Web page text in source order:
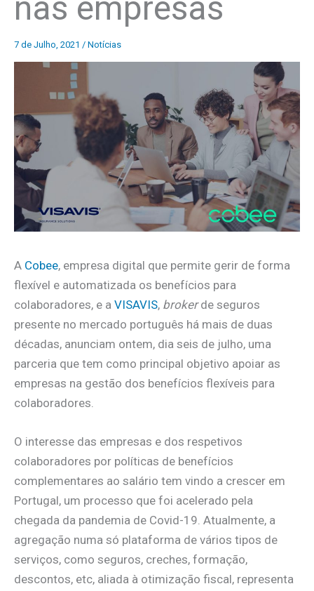
7 de Julho, 2021 / Notícias
A Cobee, empresa digital que permite gerir de forma
flexível e automatizada os benefícios para
colaboradores, e a VISAVIS, brokerde seguros
presente no mercado português há mais de duas
décadas, anunciam ontem, dia seis de julho, uma
parceria que tem como principal objetivo apoiar as
empresas na gestão dos benefícios flexíveis para
colaboradores.
O interesse das empresas e dos respetivos
colaboradores por políticas de benefícios
complementares ao salário tem vindo a crescer em
Portugal, um processo que foi acelerado pela
chegada da pandemia de Covid-19. Atualmente, a
agregação numa só plataforma de vários tipos de
serviços, como seguros, creches, formação,
descontos, etc, aliada à otimização fiscal, representa